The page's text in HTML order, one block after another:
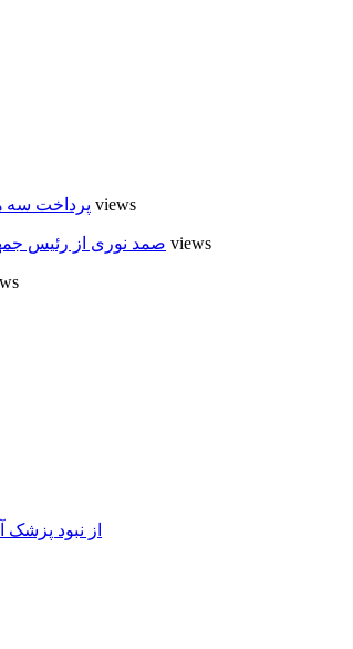
پرداخت سه هزار و ۴۸۰ میلیارد تومان تسهیلات مقاوم 5 views
صمد نوری از رئیس 5 views
از نبود